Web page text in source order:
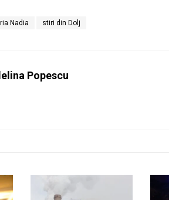
Nadia stiri din Dolj
Popescu